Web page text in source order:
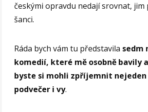
českými opravdu nedají srovnat, jim
šanci.
Ráda bych vám tu představila sedm
komedií, které mě osobně bavily
byste si mohli zpříjemnit
podvečer i vy.